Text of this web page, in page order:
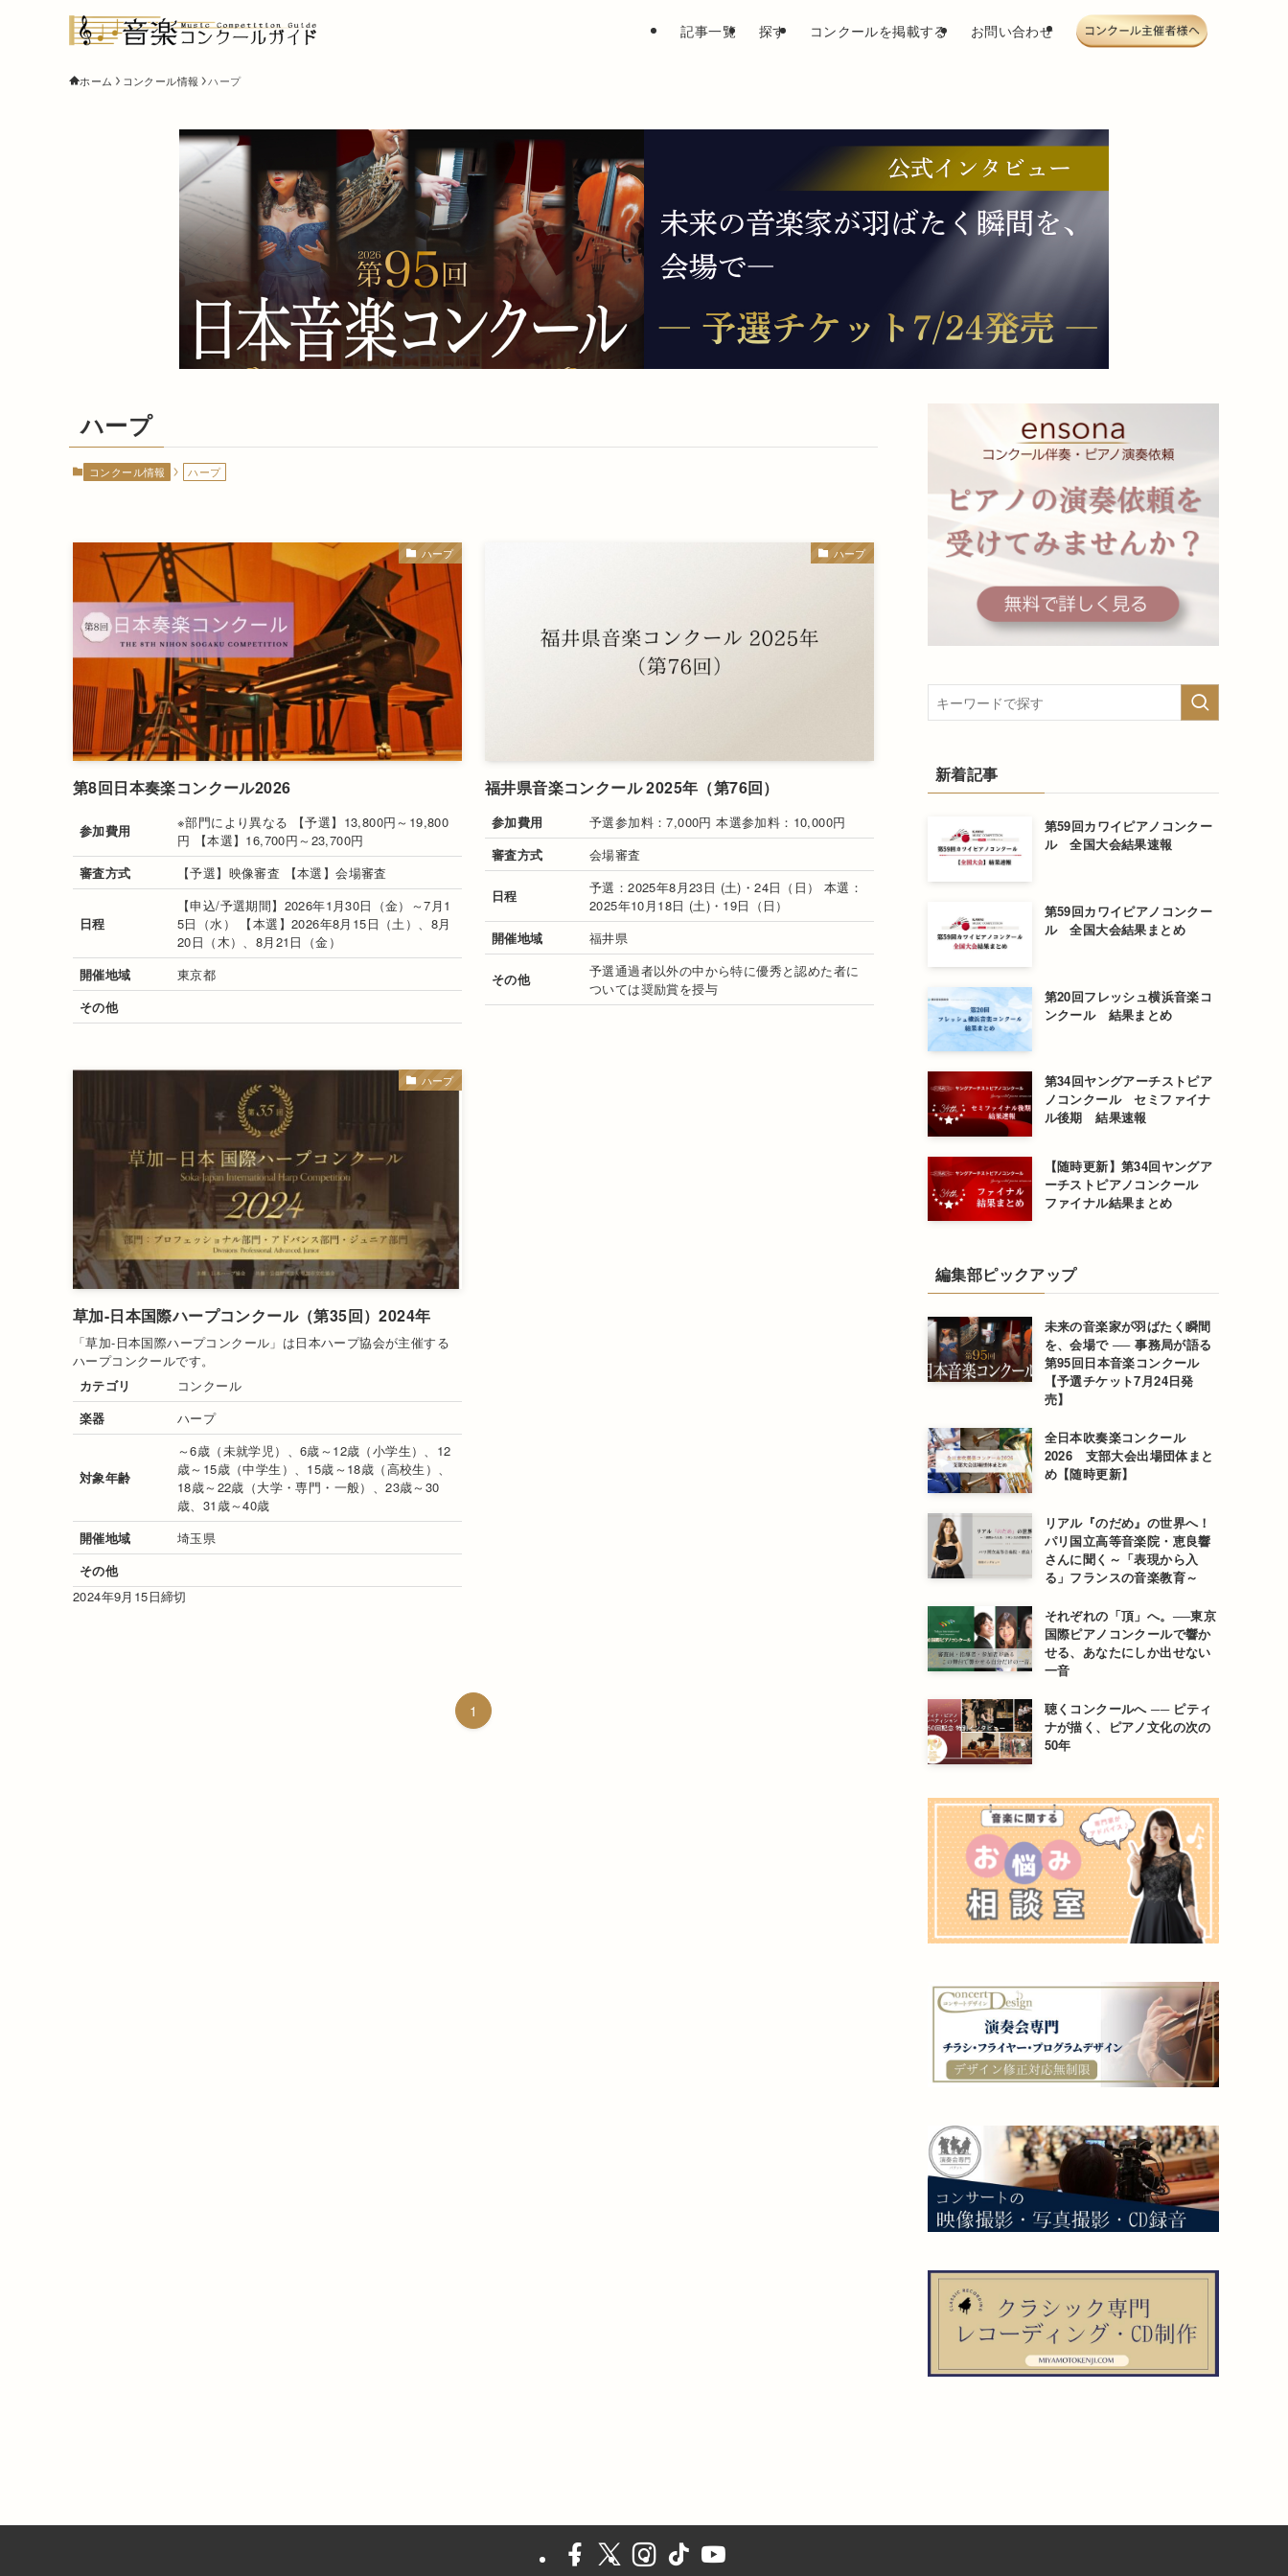
記事一覧 探す コンクールを掲載する お問い合わせ
ホーム コンクール情報 ハープ
ハープ
コンクール情報 ハープ
ハープ
第8回日本奏楽コンクール2026
参加費用
※部門により異なる 【予選】13,800円～19,800
円 【本選】16,700円～23,700円
審査方式
【予選】映像審査 【本選】会場審査
日程
【申込/予選期間】2026年1月30日（金）～7月1
5日（水） 【本選】2026年8月15日（土）、8月
20日（木）、8月21日（金）
開催地域
東京都
その他
ハープ
福井県音楽コンクール 2025年（第76回）
参加費用
予選参加料：7,000円 本選参加料：10,000円
審査方式
会場審査
日程
予選：2025年8月23日 (土)・24日（日） 本選：
2025年10月18日 (土)・19日（日）
開催地域
福井県
その他
予選通過者以外の中から特に優秀と認めた者に
ついては奨励賞を授与
ハープ
草加-日本国際ハープコンクール（第35回）2024年
「草加-日本国際ハープコンクール 」は日本ハープ協会が主催する
ハープコンクールです。
カテゴリ
コンクール
楽器
ハープ
対象年齢
～6歳（未就学児）、6歳～12歳（小学生）、12
歳～15歳（中学生）、15歳～18歳（高校生）、
18歳～22歳（大学・専門・一般）、23歳～30
歳、31歳～40歳
開催地域
埼玉県
その他
2024年9月15日締切
1
新着記事
第59回カワイピアノコンクー
ル 全国大会結果速報
第59回カワイピアノコンクー
ル 全国大会結果まとめ
第20回フレッシュ横浜音楽コ
ンクール 結果まとめ
第34回ヤングアーチストピア
ノコンクール セミファイナ
ル後期 結果速報
【随時更新】第34回ヤングア
ーチストピアノコンクール
ファイナル結果まとめ
編集部ピックアップ
未来の音楽家が羽ばたく瞬間
を、会場で ── 事務局が語る
第95回日本音楽コンクール
【予選チケット7月24日発
売】
全日本吹奏楽コンクール
2026 支部大会出場団体まと
め【随時更新】
リアル『のだめ』の世界へ！
パリ国立高等音楽院・恵良響
さんに聞く～「表現から入
る」フランスの音楽教育～
それぞれの「頂」へ。──東京
国際ピアノコンクールで響か
せる、あなたにしか出せない
一音
聴くコンクールへ ── ピティ
ナが描く、ピアノ文化の次の
50年